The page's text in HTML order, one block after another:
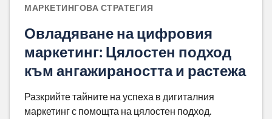
МАРКЕТИНГОВА СТРАТЕГИЯ
Овладяване на цифровия
маркетинг: Цялостен подход
към ангажираността и растежа
Разкрийте тайните на успеха в дигиталния
маркетинг с помощта на цялостен подход.